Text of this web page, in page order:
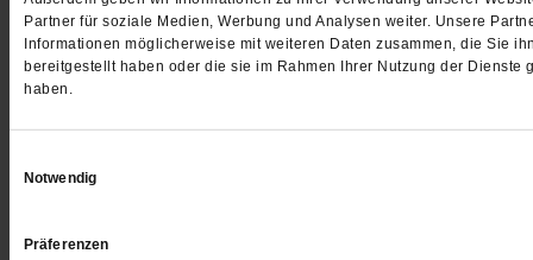
Partner für soziale Medien, Werbung und Analysen weiter. Unsere
Informationen möglicherweise mit weiteren Daten zusammen, die Sie
bereitgestellt haben oder die sie im Rahmen Ihrer Nutzung der Dienste
haben.
Notwendig
Präferenzen
Publik-Forum Dossier
Der Synodale Weg
Publik-Forum Dossier
Mensch oder Profit
besser geht... mehr